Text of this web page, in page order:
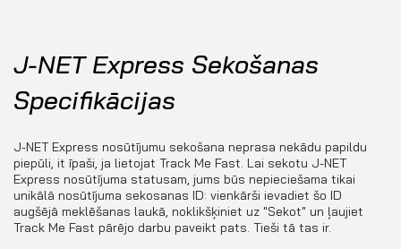
J-NET Express Sekošanas
Specifikācijas
J-NET Express nosūtījumu sekošana neprasa nekādu papildu
piepūli, it īpaši, ja lietojat Track Me Fast. Lai sekotu J-NET
Express nosūtījuma statusam, jums būs nepieciešama tikai
unikālā nosūtījuma sekosanas ID: vienkārši ievadiet šo ID
augšējā meklēšanas laukā, noklikšķiniet uz "Sekot" un ļaujiet
Track Me Fast pārējo darbu paveikt pats. Tieši tā tas ir.